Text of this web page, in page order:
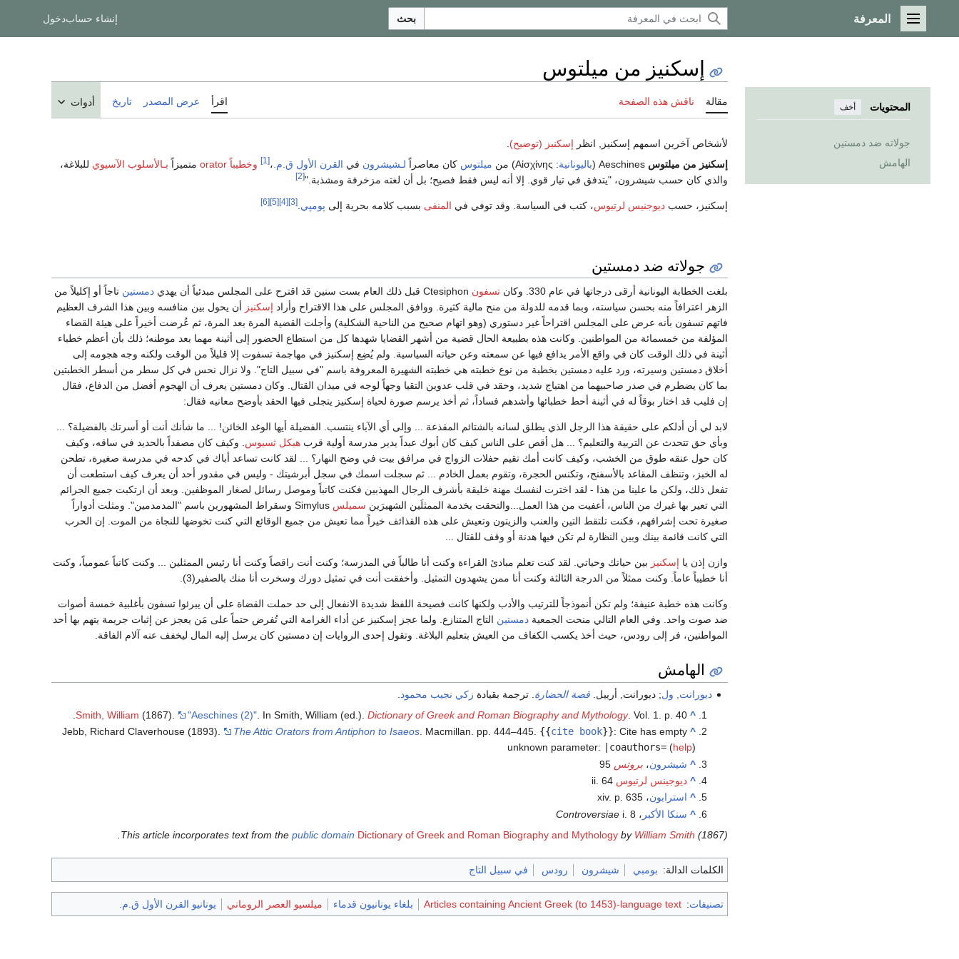
القائمة الرئيسية
المعرفة بحث إنشاء حسابدخول
المحتويات أخف
جولاته ضد دمستين
الهامش
إسكنيز من ميلتوس
مقالة ناقش هذه الصفحة اقرأ عرض المصدر تاريخ أدوات
لأشخاص آخرين اسمهم إسكنيز, انظر إسكنيز (توضيح)
إسكنيز من ميلتوس
باليونانية:
Αἰσχίνης) من ميلتوس كان معاصراً لـشيشرون في القرن الأول ق.م. ،[1] وخطيباً orator متميزاً بـالأسلوب الآسيوي للبلاغة،
والذي كان حسب شيشرون، "يتدفق في تيار قوي. إلا أنه ليس فقط فصيح؛ بل أن لغته مزخرفة ومشذبة."[2]
إسكنيز، حسب ديوجنيس لرتيوس، كتب في السياسة. وقد توفي في المنفى بسبب كلامه بحرية إلى پومپي [3]
[4]
[5]
[6]
جولاته ضد دمستين
بلغت الخطابة اليونانية أرقى درجاتها في عام 330. وكان تسفون دمستين تاجاً أو إكليلاً من
الزهر اعترافاً منه بحسن سياسته، وبما قدمه للدولة من منح مالية كثيرة. ووافق المجلس على هذا الاقتراح وأراد إسكنيز أن يحول بين منافسه وبين هذا الشرف العظيم
فاتهم تسفون بأنه عرض على المجلس اقتراحاً غير دستوري (وهو اتهام صحيح من الناحية الشكلية) وأجلت القضية المرة بعد المرة، ثم عُرضت أخيراً على هيئة القضاء
المؤلفة من خمسمائة من المواطنين. وكانت هذه بطبيعة الحال قضية من أشهر القضايا شهدها كل من استطاع الحضور إلى أثينة مهما بعد موطنه؛ ذلك بأن أعظم خطباء
أثينة في ذلك الوقت كان في واقع الأمر يدافع فيها عن سمعته وعن حياته السياسية. ولم يُضِع إسكنيز في مهاجمة تسفوت إلا قليلاً من الوقت ولكنه وجه هجومه إلى
أخلاق دمستين وسيرته، ورد عليه دمستين بخطبة من نوع خطبته هي خطبته الشهيرة المعروفة باسم "في سبيل التاج". ولا نزال نحس في كل سطر من أسطر الخطبتين
بما كان يضطرم في صدر صاحبيهما من اهتياج شديد، وحقد في قلب عدوين التقيا وجهاً لوجه في ميدان القتال. وكان دمستين يعرف أن الهجوم أفضل من الدفاع، فقال
إن فليب قد اختار بوقاً له في أثينة أحط خطبائها وأشدهم فساداً، ثم أخذ يرسم صورة لحياة إسكنيز يتجلى فيها الحقد بأوضح معانيه فقال:
لابد لي أن أدلكم على حقيقة هذا الرجل الذي يطلق لسانه بالشتائم المقذعة ... وإلى أي الآباء ينتسب. الفضيلة أيها الوغد الخائن! ... ما شأنك أنت أو أسرتك بالفضيلة؟ ...
وبأي حق تتحدث عن التربية والتعليم؟ ... هل أقص على الناس كيف كان أبوك عبداً يدير مدرسة أولية قرب هيكل ثسيوس. وكيف كان مصفداً بالحديد في ساقه، وكيف
كان حول عنقه طوق من الخشب، وكيف كانت أمك تقيم حفلات الزواج في مرافق بيت في وضح النهار؟ ... لقد كانت تساعد أباك في كدحه في مدرسة صغيرة، تطحن
له الخبز، وتنظف المقاعد بالأسفنج، وتكنس الحجرة، وتقوم بعمل الخادم ... ثم سجلت اسمك في سجل أبرشيتك - وليس في مقدور أحد أن يعرف كيف استطعت أن
تفعل ذلك، ولكن ما علينا من هذا - لقد اخترت لنفسك مهنة خليقة بأشرف الرجال المهذبين فكنت كاتباً وموصل رسائل لصغار الموظفين. وبعد أن ارتكبت جميع الجرائم
التي تعير بها غيرك من الناس، أعفيت من هذا العمل...والتحقت بخدمة الممثلَين الشهيرَين سميلس
Simylus وسقراط المشهورين باسم "المدمدمين". ومثلت أدواراً
صغيرة تحت إشرافهم، فكنت تلتقط التين والعنب والزيتون وتعيش على هذه القذائف خيراً مما تعيش من جميع الوقائع التي كنت تخوضها للنجاة من الموت. إن الحرب
التي كانت قائمة بينك وبين النظارة لم تكن فيها هدنة أو وقف للقتال ...
وازن إذن يا إسكنيز بين حياتك وحياتي. لقد كنت تعلم مبادئ القراءة وكنت أنا طالباً في المدرسة؛ وكنت أنت راقصاً وكنت أنا رئيس الممثلين ... وكنت كاتباً عمومياً، وكنت
أنا خطيباً عاماً. وكنت ممثلاً من الدرجة الثالثة وكنت أنا ممن يشهدون التمثيل. وأخفقت أنت في تمثيل دورك وسخرت أنا منك بالصفير(3).
وكانت هذه خطبة عنيفة؛ ولم تكن أنموذجاً للترتيب والأدب ولكنها كانت فصيحة اللفظ شديدة الانفعال إلى حد حملت القضاة على أن يبرئوا تسفون بأغلبية خمسة أصوات
ضد صوت واحد. وفي العام التالي منحت الجمعية دمستين التاج المتنازع. ولما عجز إسكنيز عن أداء الغرامة التي تُفرض حتماً على مَن يعجز عن إثبات جريمة يتهم بها أحد
المواطنين، فر إلى رودس، حيث أخذ يكسب الكفاف من العيش بتعليم البلاغة. وتقول إحدى الروايات إن دمستين كان يرسل إليه المال ليخفف عنه آلام الفاقة.
الهامش
ديورانت, ول; ديورانت, أرييل.قصة الحضارة . ترجمة بقيادة زكي نجيب محمود
^
Smith, William (1867). "Aeschines (2)" . In Smith, William (ed.).Dictionary of Greek and Roman Biography and Mythology. Vol. 1. p. 40.
^
Jebb, Richard Claverhouse (1893). The Attic Orators from Antiphon to Isaeos. Macmillan. pp. 444–445. {{cite book}}:Cite has empty
unknown parameter:
|coauthors= (help)
^ شيشرون، بروتس
^ ديوجينس لرتيوس
^ استرابون، xiv. p. 635
^ سنكا الأكبر ، Controversiae i. 8
This article incorporates text from the public domain Dictionary of Greek and Roman Biography and Mythology by William Smith (1867).
الكلمات الدالة: بومبي شيشرون رودس في سبيل التاج
تصنيفات:
Articles containing Ancient Greek (to 1453)-language text بلغاء يونانيون قدماء ميلسيو العصر الروماني يونانيو القرن الأول ق.م.